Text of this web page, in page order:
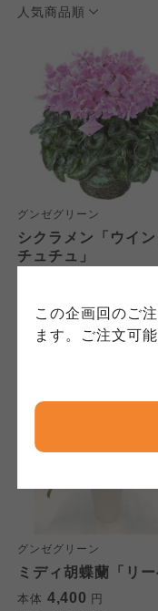
この企画回のご
ます。ご注文可
人気商品順
グンゼグリーン
シクラメン「ウイン
チュチュ」
グンゼグリーン
ミディ胡蝶蘭「リー
本体 4,400 円
ご利用約
用
このサイトは7つ
コープきんき事
身が加入されて
確認のうえ、ご
投稿については
れています。
このサイトは7
コープきんき事
かりしている個
連合、ならびに
にもどづいて、
おこなっています
コープ事業連合
保護方針」につ
クしてご確認くだ
特定商取
このサイトは7つ
コープきんき事
責任者は、それ
各生協の「特定
て」については
ご確認ください。